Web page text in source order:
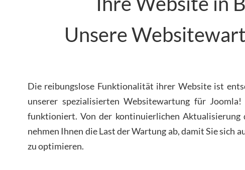
Unsere
Die reibungslose Funktionalität ihrer Website ist
unserer spezialisierten Websitewartung für
funktioniert. Von der kontinuierlichen Aktualisierung
nehmen Ihnen die Last der Wartung ab, damit Sie sich
zu optimieren.